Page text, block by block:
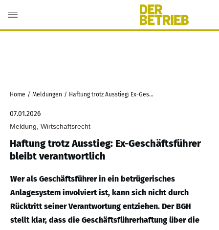
Home / Meldungen / Haftung trotz Ausstieg: Ex-Geschäftsführer bleibt verantwortlich
07.01.2026
Meldung, Wirtschaftsrecht
Haftung trotz Ausstieg: Ex-Geschäftsführer
bleibt verantwortlich
Wer als Geschäftsführer in ein betrügerisches
Anlagesystem involviert ist, kann sich nicht durch
Rücktritt seiner Verantwortung entziehen. Der BGH
stellt klar, dass die Geschäftsführerhaftung über die